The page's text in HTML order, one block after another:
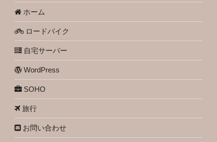
ホーム
ロードバイク
自宅サーバー
WordPress
SOHO
旅行
お問い合わせ